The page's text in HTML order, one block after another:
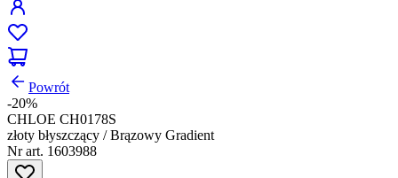
Powrót
-20%
CHLOE CH0178S
złoty błyszczący / Brązowy Gradient
Nr art. 1603988